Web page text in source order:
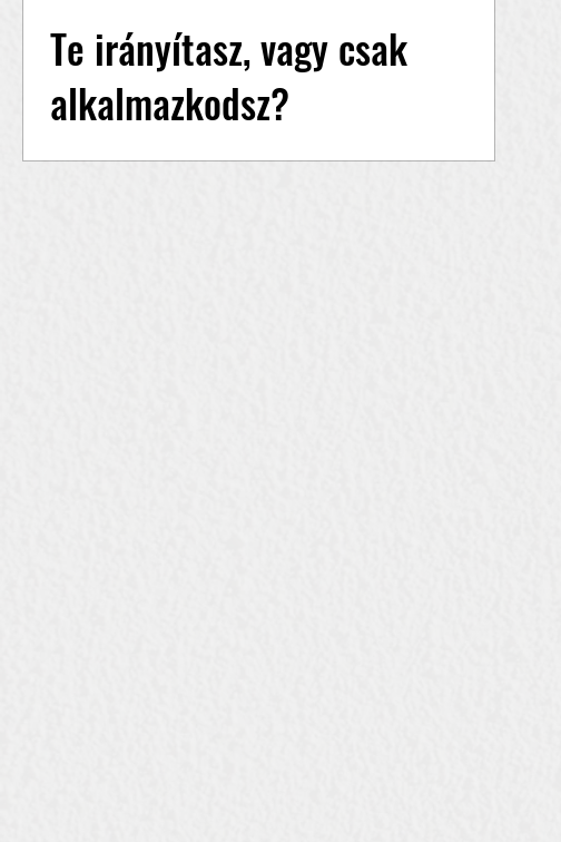
Te irányítasz, vagy csak
alkalmazkodsz?
Ha nincs saját működési rendszered, a